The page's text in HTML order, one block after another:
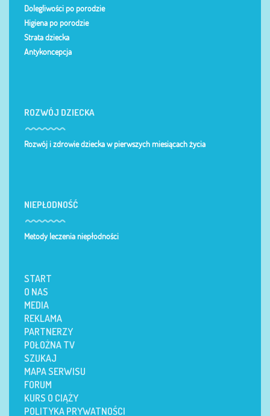
Dolegliwości po porodzie
Higiena po porodzie
Strata dziecka
Antykoncepcja
ROZWÓJ DZIECKA
Rozwój i zdrowie dziecka w pierwszych miesiącach życia
NIEPŁODNOŚĆ
Metody leczenia niepłodności
START
O NAS
MEDIA
REKLAMA
PARTNERZY
POŁOŻNA TV
SZUKAJ
MAPA SERWISU
FORUM
KURS O CIĄŻY
POLITYKA PRYWATNOŚCI